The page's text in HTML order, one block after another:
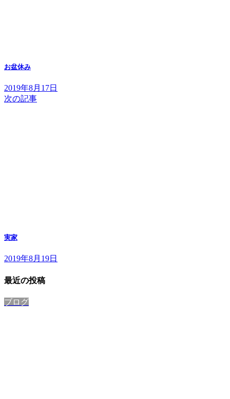
お盆休み
2019年8月17日
次の記事
実家
2019年8月19日
最近の投稿
ブログ